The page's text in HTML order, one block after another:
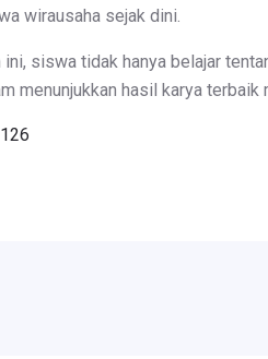
wirausaha sejak dini.
siswa tidak hanya belajar
menunjukkan hasil karya terbaik
126